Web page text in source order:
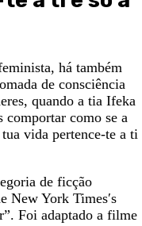
há também
de consciência
quando a tia Ifeka
comportar como se a
vida pertence-te a ti
de ficção
New York Times′s
Foi adaptado a filme